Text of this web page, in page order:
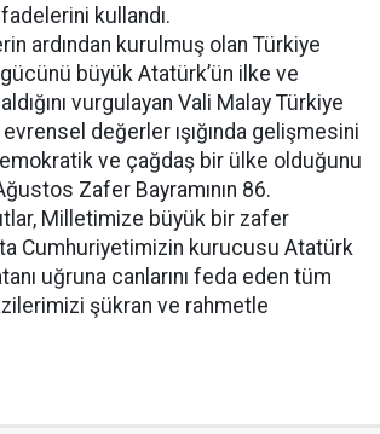
kullandı.
ardından kurulmuş olan Türkiye
büyük Atatürk’ün ilke ve
vurgulayan Vali Malay Türkiye
değerler ışığında gelişmesini
ve çağdaş bir ülke olduğunu
Zafer Bayramının 86.
Milletimize büyük bir zafer
Cumhuriyetimizin kurucusu Atatürk
uğruna canlarını feda eden tüm
şükran ve rahmetle